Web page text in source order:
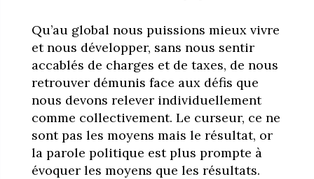
Qu’au global nous puissions mieux vivre
et nous développer, sans nous sentir
accablés de charges et de taxes, de nous
retrouver démunis face aux défis que
nous devons relever individuellement
comme collectivement. Le curseur, ce ne
sont pas les moyens mais le résultat, or
la parole politique est plus prompte à
évoquer les moyens que les résultats.